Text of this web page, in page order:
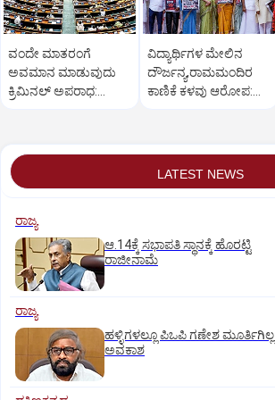
ವಂದೇ ಮಾತರಂಗೆ
ಅವಮಾನ ಮಾಡುವುದು
ಕ್ರಿಮಿನಲ್ ಅಪರಾಧ:
ವಿದ್ಯಾರ್ಥಿಗಳ ಮೇಲಿನ
ದೌರ್ಜನ್ಯ,ರಾಮಮಂದಿರ
ಕಾಣಿಕೆ ಕಳವು ಆರೋಪ:
LATEST NEWS
ರಾಜ್ಯ
ಆ.14ಕ್ಕೆ ಸಭಾಪತಿ ಸ್ಥಾನಕ್ಕೆ ಹೊರಟ್ಟಿ
ರಾಜೀನಾಮೆ
ರಾಜ್ಯ
ಹಳ್ಳಿಗಳಲ್ಲೂ ಪಿಒಪಿ ಗಣೇಶ ಮೂರ್ತಿಗಿಲ್ಲ
ಅವಕಾಶ